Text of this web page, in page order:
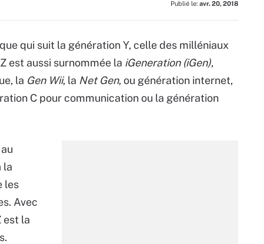
Publié le: avr. 20, 2018
qui suit la génération Y, celle des milléniaux
est aussi surnommée la iGeneration (iGen),
la Gen Wii, la Net Gen, ou génération internet,
C pour communication ou la génération
la
les
Avec
est la